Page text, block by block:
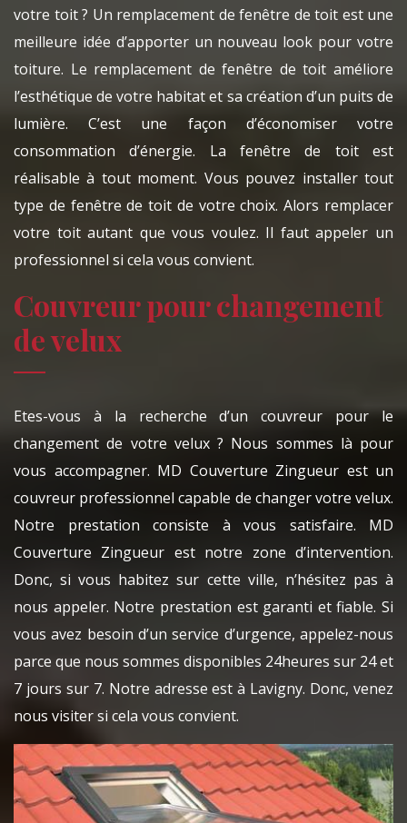
votre toit ? Un remplacement de fenêtre de toit est une
meilleure idée d’apporter un nouveau look pour votre
toiture. Le remplacement de fenêtre de toit améliore
l’esthétique de votre habitat et sa création d’un puits de
lumière. C’est une façon d’économiser votre
consommation d’énergie. La fenêtre de toit est
réalisable à tout moment. Vous pouvez installer tout
type de fenêtre de toit de votre choix. Alors remplacer
votre toit autant que vous voulez. Il faut appeler un
professionnel si cela vous convient.
Couvreur pour changement
de velux
Etes-vous à la recherche d’un couvreur pour le
changement de votre velux ? Nous sommes là pour
vous accompagner. MD Couverture Zingueur est un
couvreur professionnel capable de changer votre velux.
Notre prestation consiste à vous satisfaire. MD
Couverture Zingueur est notre zone d’intervention.
Donc, si vous habitez sur cette ville, n’hésitez pas à
nous appeler. Notre prestation est garanti et fiable. Si
vous avez besoin d’un service d’urgence, appelez-nous
parce que nous sommes disponibles 24heures sur 24 et
7 jours sur 7. Notre adresse est à Lavigny. Donc, venez
nous visiter si cela vous convient.